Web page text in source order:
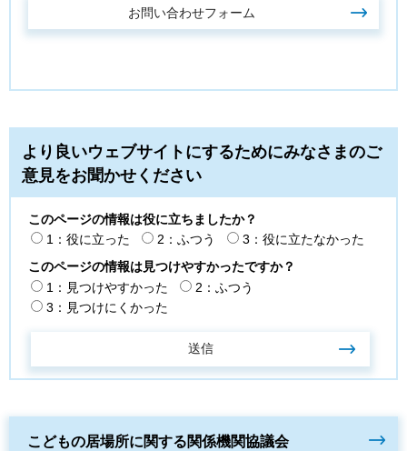
より良いウェブサイトにするためにみなさまのご
意見をお聞かせください
このページの情報は役に立ちましたか？
1：役に立った
2：ふつう
3：役に立たなかった
このページの情報は見つけやすかったですか？
1：見つけやすかった
2：ふつう
3：見つけにくかった
こどもの居場所に関する関係機関協議会